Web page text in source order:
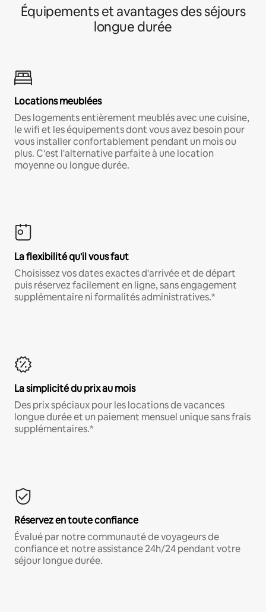
Équipements et avantages des séjours
longue durée
Locations meublées
Des logements entièrement meublés avec une cuisine,
le wifi et les équipements dont vous avez besoin pour
vous installer confortablement pendant un mois ou
plus. C'est l'alternative parfaite à une location
moyenne ou longue durée.
La flexibilité qu'il vous faut
Choisissez vos dates exactes d'arrivée et de départ
puis réservez facilement en ligne, sans engagement
supplémentaire ni formalités administratives.*
La simplicité du prix au mois
Des prix spéciaux pour les locations de vacances
longue durée et un paiement mensuel unique sans frais
supplémentaires.*
Réservez en toute confiance
Évalué par notre communauté de voyageurs de
confiance et notre assistance 24h/24 pendant votre
séjour longue durée.